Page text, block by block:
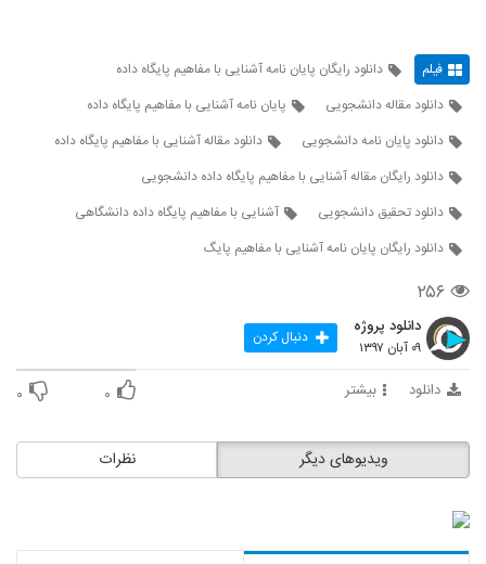
فیلم
دانلود رایگان پایان نامه آشنایی با مفاهیم پایگاه داده
دانلود مقاله دانشجویی
پایان نامه آشنایی با مفاهیم پایگاه داده
دانلود پایان نامه دانشجویی
دانلود مقاله آشنایی با مفاهیم پایگاه داده
دانلود رایگان مقاله آشنایی با مفاهیم پایگاه داده دانشجویی
دانلود تحقیق دانشجویی
آشنایی با مفاهیم پایگاه داده دانشگاهی
دانلود رایگان پایان نامه آشنایی با مفاهیم پایگ
۲۵۶
دانلود پروژه
۰۹ آبان ۱۳۹۷ دنبال کردن
دانلود بیشتر ۰ ۰
نظرات ویدیوهای دیگر